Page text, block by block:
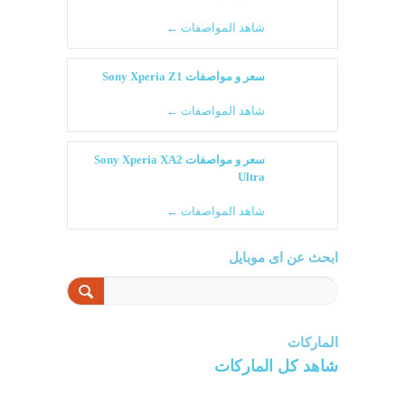
شاهد المواصفات ←
سعر و مواصفات Sony Xperia Z1
شاهد المواصفات ←
سعر و مواصفات Sony Xperia XA2
Ultra
شاهد المواصفات ←
ابحث عن اى موبايل
الماركات
شاهد كل الماركات